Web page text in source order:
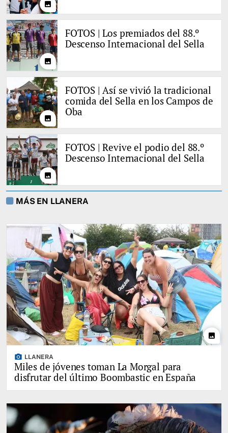
photo
photo
FOTOS | Los premiados del 88.º
Descenso Internacional del Sella
photo
FOTOS | Así se vivió la tradicional
comida del Sella en los Campos de
Oba
photo
FOTOS | Revive el podio del 88.º
Descenso Internacional del Sella
MÁS EN LLANERA
photo
photo_camera LLANERA
Miles de jóvenes toman La Morgal para
disfrutar del último Boombastic en España